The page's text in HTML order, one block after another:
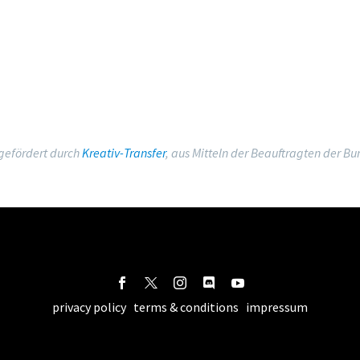
durchKreativ-Transfer, aus Mitteln der Beauftragten der
privacy policy terms & conditions impressum